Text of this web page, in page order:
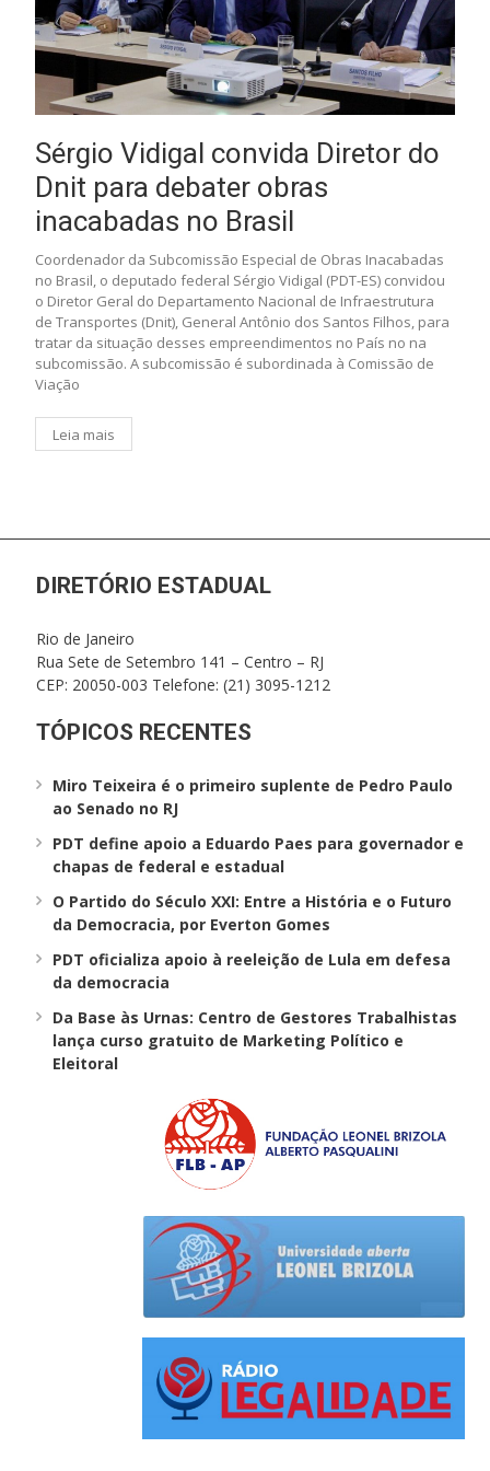
Sérgio Vidigal convida Diretor do
Dnit para debater obras
inacabadas no Brasil
Coordenador da Subcomissão Especial de Obras Inacabadas
no Brasil, o deputado federal Sérgio Vidigal (PDT-ES) convidou
o Diretor Geral do Departamento Nacional de Infraestrutura
de Transportes (Dnit), General Antônio dos Santos Filhos, para
tratar da situação desses empreendimentos no País no na
subcomissão. A subcomissão é subordinada à Comissão de
Viação
Leia mais
DIRETÓRIO ESTADUAL
Rio de Janeiro
Rua Sete de Setembro 141 – Centro – RJ
CEP: 20050-003 Telefone: (21) 3095-1212
TÓPICOS RECENTES
Miro Teixeira é o primeiro suplente de Pedro Paulo
ao Senado no RJ
PDT define apoio a Eduardo Paes para governador e
chapas de federal e estadual
O Partido do Século XXI: Entre a História e o Futuro
da Democracia, por Everton Gomes
PDT oficializa apoio à reeleição de Lula em defesa
da democracia
Da Base às Urnas: Centro de Gestores Trabalhistas
lança curso gratuito de Marketing Político e
Eleitoral